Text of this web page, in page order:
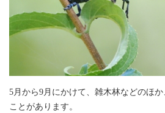
5月から9月にかけて、雑木林などのほ
ことがあります。